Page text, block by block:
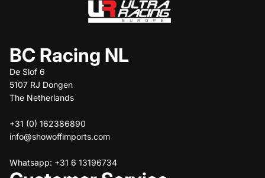
BC Racing NL
De Slof 6
5107 RJ Dongen
The Netherlands
+31 (0) 162386890
info@showoffimports.com
Whatsapp: +31 6 13196734